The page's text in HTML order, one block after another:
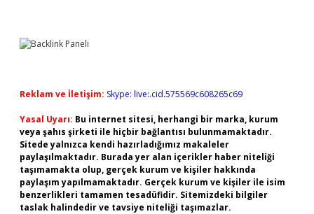
Reklam ve İletişim: Skype: live:.cid.575569c608265c69
Yasal Uyarı: Bu internet sitesi, herhangi bir marka, kurum
veya şahıs şirketi ile hiçbir bağlantısı bulunmamaktadır.
Sitede yalnızca kendi hazırladığımız makaleler
paylaşılmaktadır. Burada yer alan içerikler haber niteliği
taşımamakta olup, gerçek kurum ve kişiler hakkında
paylaşım yapılmamaktadır. Gerçek kurum ve kişiler ile isim
benzerlikleri tamamen tesadüfidir. Sitemizdeki bilgiler
taslak halindedir ve tavsiye niteliği taşımazlar.